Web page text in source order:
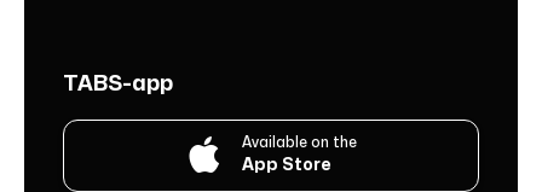
TABS-app
 Available on the
App Store